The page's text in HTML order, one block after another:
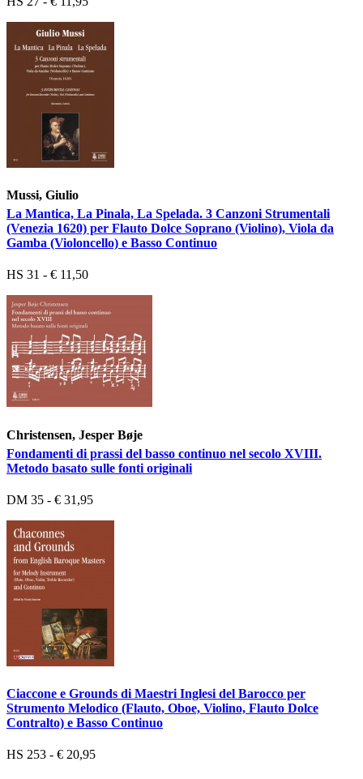
Mussi, Giulio
La Mantica, La Pinala, La Spelada. 3 Canzoni Strumentali
(Venezia 1620) per Flauto Dolce Soprano (Violino), Viola da
Gamba (Violoncello) e Basso Continuo
HS 31 - € 11,50
Christensen, Jesper Bøje
Fondamenti di prassi del basso continuo nel secolo XVIII.
Metodo basato sulle fonti originali
DM 35 - € 31,95
Ciaccone e Grounds di Maestri Inglesi del Barocco per
Strumento Melodico (Flauto, Oboe, Violino, Flauto Dolce
Contralto) e Basso Continuo
HS 253 - € 20,95